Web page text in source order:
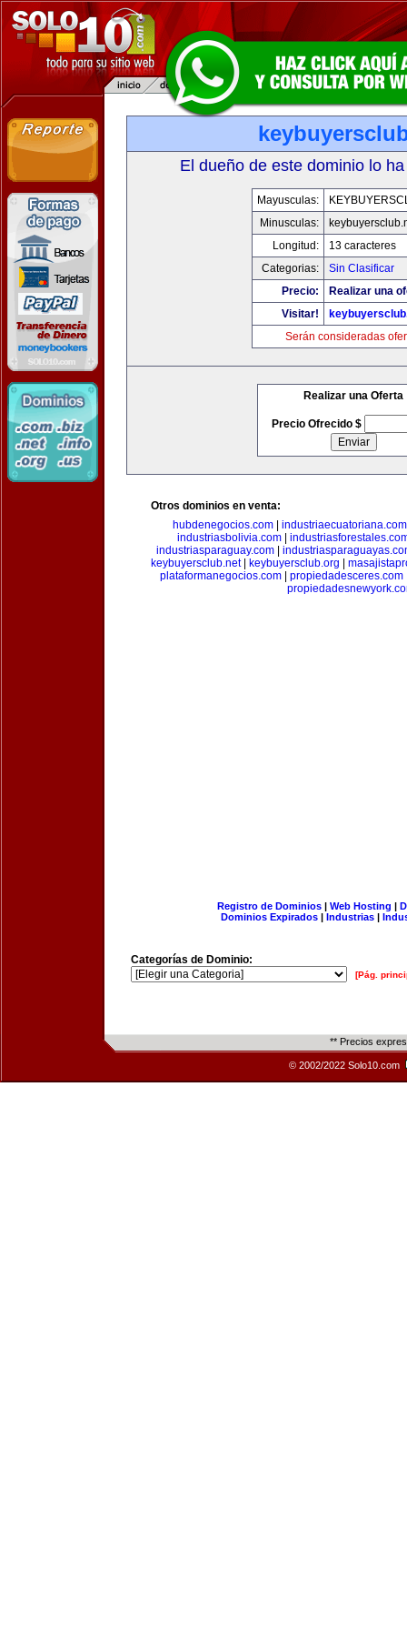
El dueño de este dominio lo
Mayusculas:
Minusculas:
Longitud:
13 caracteres
Categorias:
Sin Clasificar
Precio:
Realizar una
Visitar!
Serán consideradas
Realizar una Oferta
Precio Ofrecido $
Otros dominios en venta:
hubdenegocios.com| industriaecuatoriana.com
industriasbolivia.com|
industriasparaguay.com|
keybuyersclub.net| keybuyersclub.org
plataformanegocios.com
propiedadesceres.com
Registro de Dominios| Web Hosting |
Dominios Expirados | Industrias |
Categorías de Dominio:
[Pág.
** Precios
© 2002/2022 Solo10.com